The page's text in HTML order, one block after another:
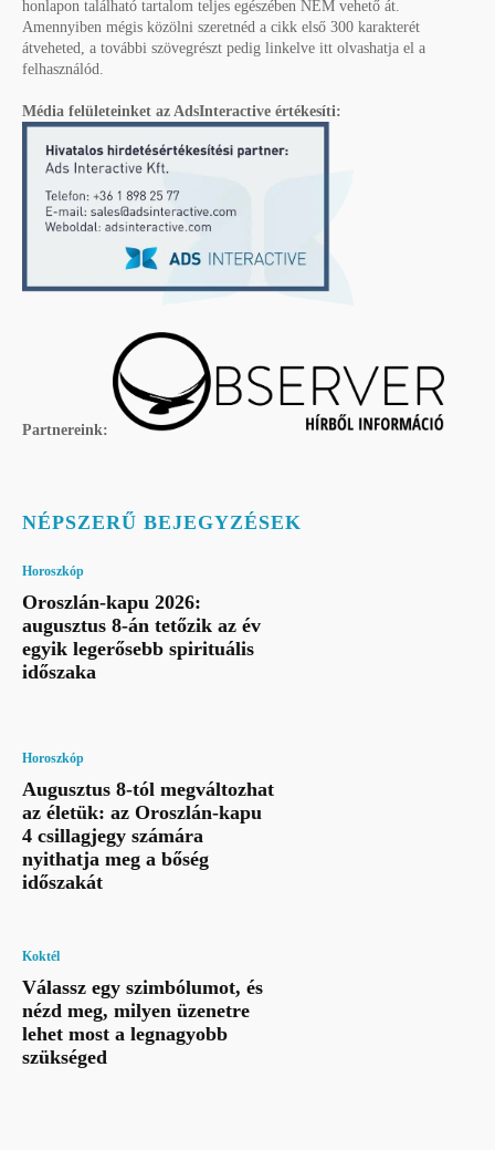
honlapon található tartalom teljes egészében NEM vehető át.
Amennyiben mégis közölni szeretnéd a cikk első 300 karakterét
átveheted, a további szövegrészt pedig linkelve itt olvashatja el a
felhasználód.
Média felületeinket az AdsInteractive értékesíti:
Partnereink:
NÉPSZERŰ BEJEGYZÉSEK
Horoszkóp
Oroszlán-kapu 2026:
augusztus 8-án tetőzik az év
egyik legerősebb spirituális
időszaka
Horoszkóp
Augusztus 8-tól megváltozhat
az életük: az Oroszlán-kapu
4 csillagjegy számára
nyithatja meg a bőség
időszakát
Koktél
Válassz egy szimbólumot, és
nézd meg, milyen üzenetre
lehet most a legnagyobb
szükséged